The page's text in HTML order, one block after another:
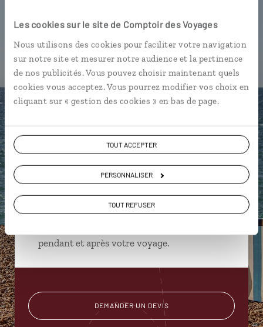
Les cookies sur le site de Comptoir des Voyages
Nous utilisons des cookies pour faciliter votre navigation
sur notre site et mesurer notre audience et la pertinence
de nos publicités. Vous pouvez choisir maintenant quels
cookies vous acceptez. Vous pourrez modifier vos choix en
cliquant sur « gestion des cookies » en bas de page.
TOUT ACCEPTER
PERSONNALISER
TOUT REFUSER
Annabelle,
spécialiste Angleterre
Suivez vos envies et demandez conseils à nos
Ils sauront organiser votre itinéraire au plus
Échangez en face à face ou depuis nos studios
connectés en agence, mais aussi par email ou
pendant et après votre voyage.
DEMANDER UN DEVIS